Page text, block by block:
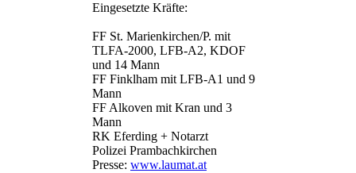
Eingesetzte Kräfte:
FF St. Marienkirchen/P. mit
TLFA-2000, LFB-A2, KDOF
und 14 Mann
FF Finklham mit LFB-A1 und 9
Mann
FF Alkoven mit Kran und 3
Mann
RK Eferding + Notarzt
Polizei Prambachkirchen
Presse: www.laumat.at